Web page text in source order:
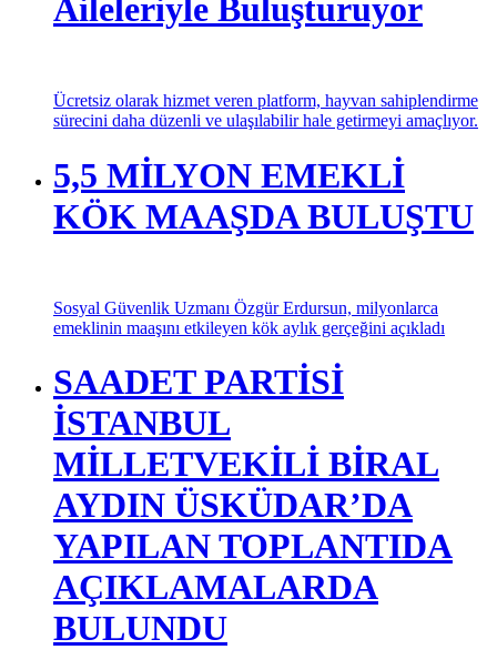
Aileleriyle Buluşturuyor
Ücretsiz olarak hizmet veren platform, hayvan sahiplendirme
5,5 MİLYON EMEKLİ
KÖK MAAŞDA BULUŞTU
Sosyal Güvenlik Uzmanı Özgür Erdursun, milyonlarca
SAADET PARTİSİ
İSTANBUL
MİLLETVEKİLİ BİRAL
AYDIN ÜSKÜDAR’DA
YAPILAN TOPLANTIDA
AÇIKLAMALARDA
BULUNDU